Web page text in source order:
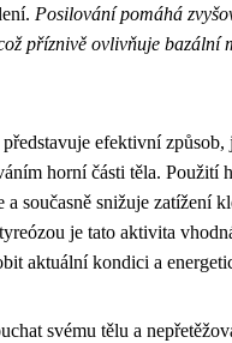
Posilování pomáhá
příznivě ovlivňuje bazální
efektivní způsob,
horní části těla. Použití
a současně snižuje zatížení
je tato aktivita
aktuální kondici a
svému tělu a